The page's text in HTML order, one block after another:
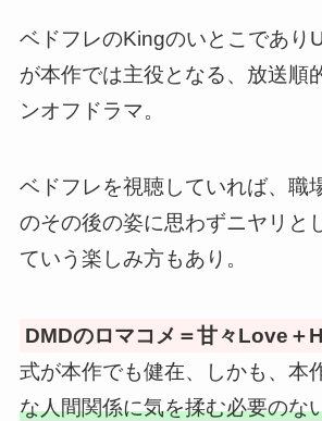
ベドフレのKingのいとこであり
が本作では主役となる、放送順
ンオフドラマ。
ベドフレを視聴していれば、職
のその後の姿に思わずニヤリと
ていう楽しみ方もあり。
DMDのロマコメ＝甘々Love＋
式が本作でも健在、しかも、本
な人間関係に気を揉む必要のな